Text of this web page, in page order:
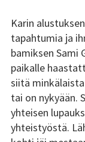
Lafka
Yhteystiedot
Karin
tapahtumia ja
bamiksen Sami
paikalle
siitä
tai on nykyään.
yhteisen
yhteistyöstä.